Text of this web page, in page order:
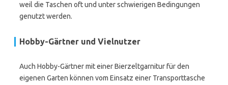
weil die Taschen oft und unter schwierigen Bedingungen
genutzt werden.
Hobby-Gärtner und Vielnutzer
Auch Hobby-Gärtner mit einer Bierzeltgarnitur für den
eigenen Garten können vom Einsatz einer Transporttasche